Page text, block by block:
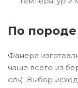
По
Фанера
чаще всего из
ель). Выбор